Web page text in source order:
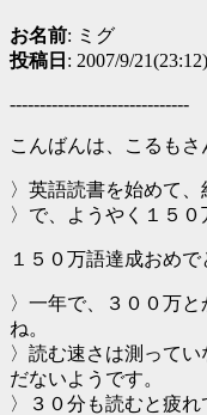
お名前: ミグ
投稿日 : 2007/9/21(23:12)
------------------------------
こんばんは、こるもさ
〉英語読書を始めて、
〉で、ようやく１５０
１５０万語達成おめ
〉一年で、３００万
ね。
〉読む速さは測って
だないようです。
〉３０分も読むと疲れ